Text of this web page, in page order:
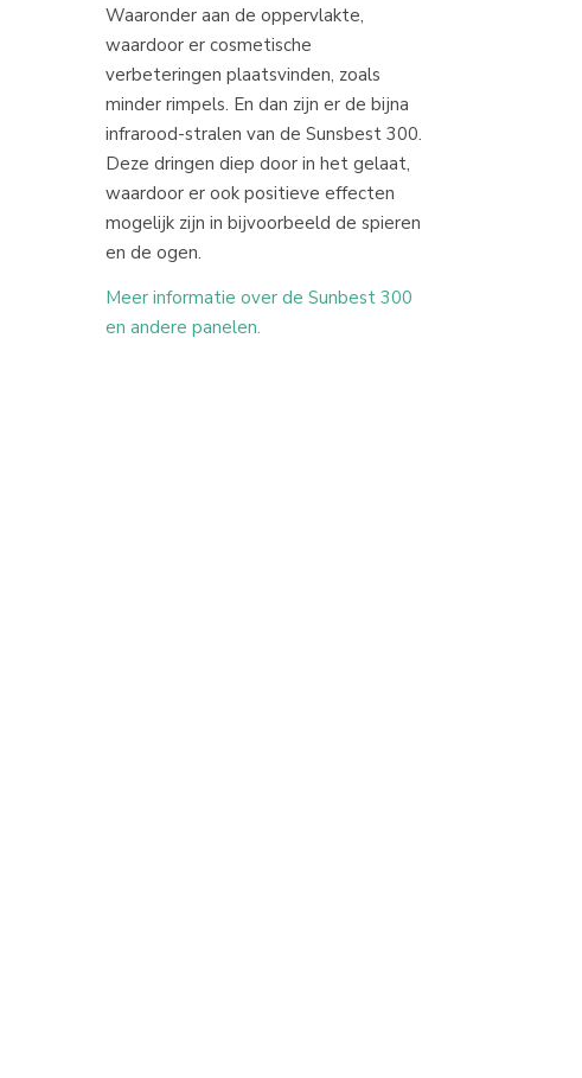
Waaronder aan de oppervlakte,
waardoor er cosmetische
verbeteringen plaatsvinden, zoals
minder rimpels. En dan zijn er de bijna
infrarood-stralen van de Sunsbest 300.
Deze dringen diep door in het gelaat,
waardoor er ook positieve effecten
mogelijk zijn in bijvoorbeeld de spieren
en de ogen.
Meer informatie over de Sunbest 300
en andere panelen.